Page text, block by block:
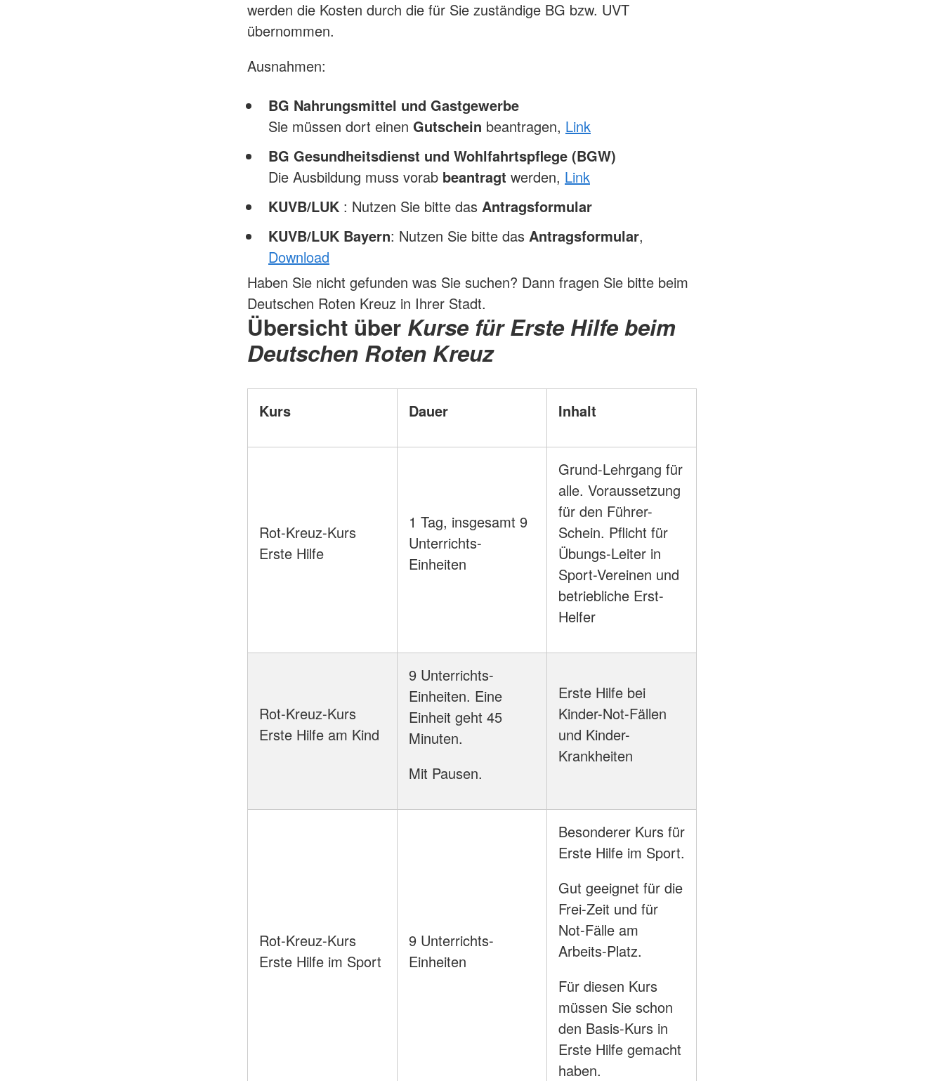
werden die Kosten durch die für Sie zuständige BG bzw. UVT
übernommen.
Ausnahmen:
BG Nahrungsmittel und Gastgewerbe
Sie müssen dort einen Gutschein beantragen, Link
BG Gesundheitsdienst und Wohlfahrtspflege (BGW)
Die Ausbildung muss vorab beantragt werden, Link
KUVB/LUK : Nutzen Sie bitte das Antragsformular
KUVB/LUK Bayern: Nutzen Sie bitte das Antragsformular,
Download
Haben Sie nicht gefunden was Sie suchen? Dann fragen Sie bitte beim
Deutschen Roten Kreuz in Ihrer Stadt.
Übersicht über Kurse für Erste Hilfe beim
Deutschen Roten Kreuz
Kurs Dauer Inhalt
Rot-Kreuz-Kurs
Erste Hilfe
1 Tag, insgesamt 9
Unterrichts-
Einheiten
Grund-Lehrgang für
alle. Voraussetzung
für den Führer-
Schein. Pflicht für
Übungs-Leiter in
Sport-Vereinen und
betriebliche Erst-
Helfer
Rot-Kreuz-Kurs
Erste Hilfe am Kind
9 Unterrichts-
Einheiten. Eine
Einheit geht 45
Minuten.
Mit Pausen.
Erste Hilfe bei
Kinder-Not-Fällen
und Kinder-
Krankheiten
Rot-Kreuz-Kurs
Erste Hilfe im Sport
9 Unterrichts-
Einheiten
Besonderer Kurs für
Erste Hilfe im Sport.
Gut geeignet für die
Frei-Zeit und für
Not-Fälle am
Arbeits-Platz.
Für diesen Kurs
müssen Sie schon
den Basis-Kurs in
Erste Hilfe gemacht
haben.